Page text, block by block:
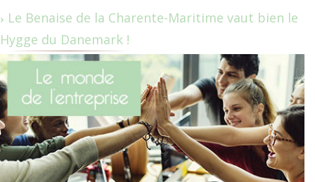
Le Benaise de la Charente-Maritime vaut bien le
Hygge du Danemark !